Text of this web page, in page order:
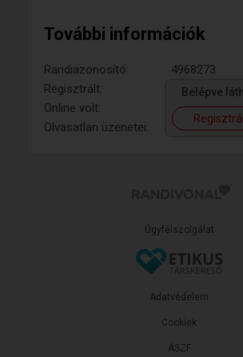
További információk
Randiazonosító:
4968273
Regisztrált:
Online volt:
Olvasatlan üzenetei:
Belépve
Ügyfélszolgálat
ÁSZF
Adatvédelem
Cookiek